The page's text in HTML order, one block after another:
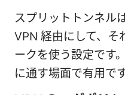
スプリットトンネル
VPN 経由にして、そ
ークを使う設定です
に通す場面で有用です